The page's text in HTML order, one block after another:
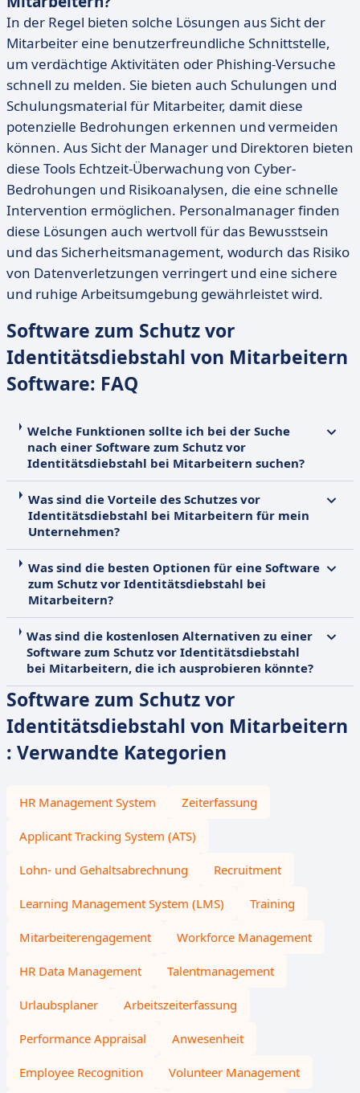
In der Regel bieten solche Lösungen aus Sicht der
Mitarbeiter eine benutzerfreundliche Schnittstelle,
um verdächtige Aktivitäten oder Phishing-Versuche
schnell zu melden. Sie bieten auch Schulungen und
Schulungsmaterial für Mitarbeiter, damit diese
potenzielle Bedrohungen erkennen und vermeiden
können. Aus Sicht der Manager und Direktoren bieten
diese Tools Echtzeit-Überwachung von Cyber-
Bedrohungen und Risikoanalysen, die eine schnelle
Intervention ermöglichen. Personalmanager finden
diese Lösungen auch wertvoll für das Bewusstsein
und das Sicherheitsmanagement, wodurch das Risiko
von Datenverletzungen verringert und eine sichere
und ruhige Arbeitsumgebung gewährleistet wird.
Software zum Schutz vor
Identitätsdiebstahl von Mitarbeitern
Software: FAQ
Welche Funktionen sollte ich bei der Suche
nach einer Software zum Schutz vor
Identitätsdiebstahl bei Mitarbeitern suchen?
Was sind die Vorteile des Schutzes vor
Identitätsdiebstahl bei Mitarbeitern für mein
Unternehmen?
Was sind die besten Optionen für eine Software
zum Schutz vor Identitätsdiebstahl bei
Mitarbeitern?
Was sind die kostenlosen Alternativen zu einer
Software zum Schutz vor Identitätsdiebstahl
bei Mitarbeitern, die ich ausprobieren könnte?
Software zum Schutz vor
Identitätsdiebstahl von Mitarbeitern
: Verwandte Kategorien
HR Management System Zeiterfassung
Applicant Tracking System (ATS)
Lohn- und Gehaltsabrechnung Recruitment
Learning Management System (LMS) Training
Mitarbeiterengagement Workforce Management
HR Data Management Talentmanagement
Urlaubsplaner Arbeitszeiterfassung
Performance Appraisal Anwesenheit
Employee Recognition Volunteer Management